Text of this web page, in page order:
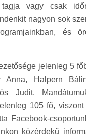
tagja vagy csak
nagyon sok
és
jelenleg 5
Anna, Halpern
Judit.
105 fő,
Facebook-
közérdekű